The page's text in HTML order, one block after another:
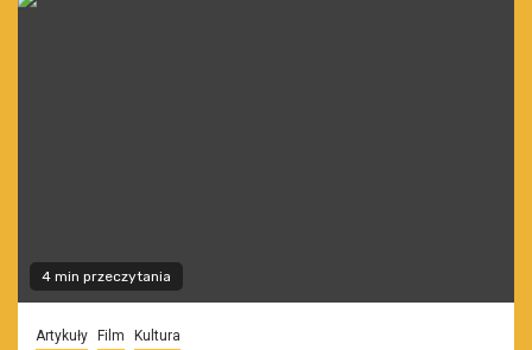
4 min przeczytania
Artykuły Film Kultura